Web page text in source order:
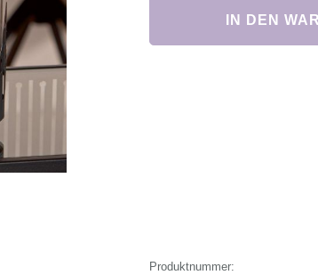
IN DEN
Produktnummer: